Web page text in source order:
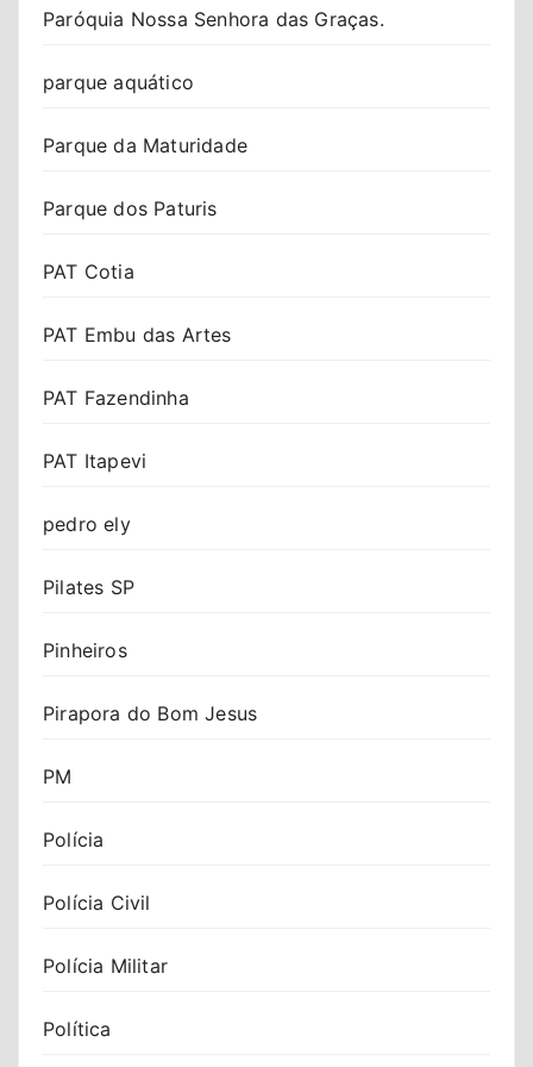
Paróquia Nossa Senhora das Graças.
parque aquático
Parque da Maturidade
Parque dos Paturis
PAT Cotia
PAT Embu das Artes
PAT Fazendinha
PAT Itapevi
pedro ely
Pilates SP
Pinheiros
Pirapora do Bom Jesus
PM
Polícia
Polícia Civil
Polícia Militar
Política